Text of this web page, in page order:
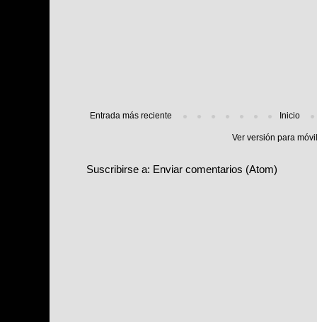
Entrada más reciente Inicio
Ver versión para
Suscribirse a: Enviar comentarios (Atom)